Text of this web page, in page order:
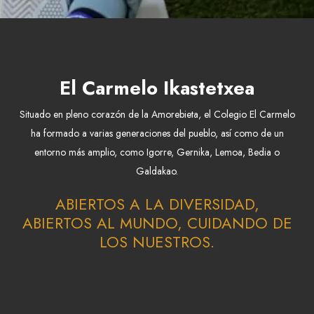
El Carmelo Ikastetxea
Situado en pleno corazón de la Amorebieta, el Colegio El Carmelo
ha formado a varias generaciones del pueblo, así como de un
entorno más amplio, como Igorre, Gernika, Lemoa, Bedia o
Galdakao.
ABIERTOS A LA DIVERSIDAD,
ABIERTOS AL MUNDO, CUIDANDO DE
LOS NUESTROS.